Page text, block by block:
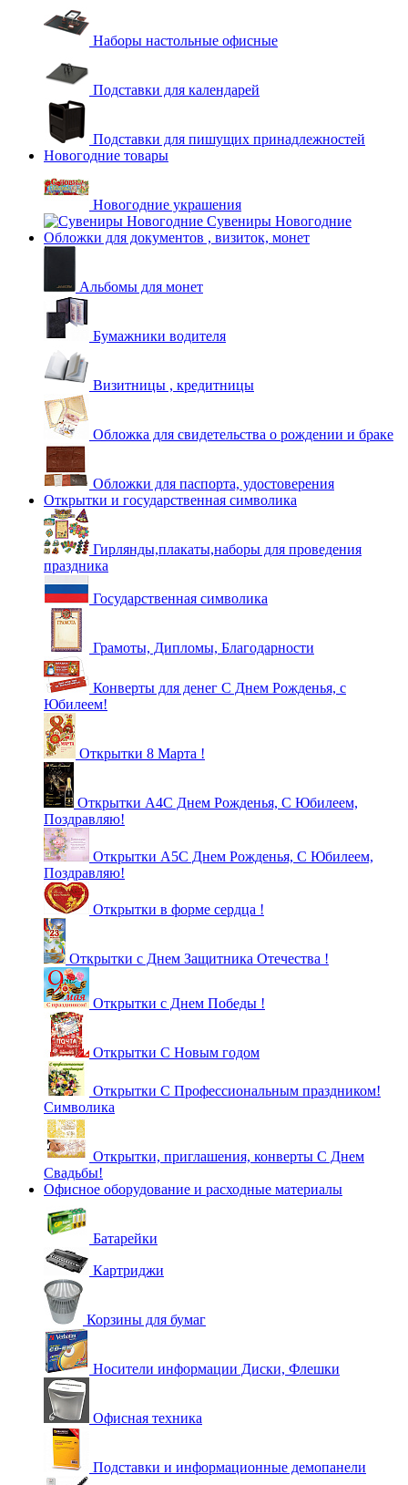
Наборы настольные офисные
Подставки для календарей
Подставки для пишущих принадлежностей
Новогодние товары
Новогодние украшения
Сувениры Новогодние
Обложки для документов , визиток, монет
Альбомы для монет
Бумажники водителя
Визитницы , кредитницы
Обложка для свидетельства о рождении и браке
Обложки для паспорта, удостоверения
Открытки и государственная символика
Гирлянды,плакаты,наборы для проведения
праздника
Государственная символика
Грамоты, Дипломы, Благодарности
Конверты для денег С Днем Рожденья, с
Юбилеем!
Открытки 8 Марта !
Открытки А4С Днем Рожденья, С Юбилеем,
Поздравляю!
Открытки А5С Днем Рожденья, С Юбилеем,
Поздравляю!
Открытки в форме сердца !
Открытки с Днем Защитника Отечества !
Открытки с Днем Победы !
Открытки С Новым годом
Открытки С Профессиональным праздником!
Символика
Открытки, приглашения, конверты С Днем
Свадьбы!
Офисное оборудование и расходные материалы
Батарейки
Картриджи
Корзины для бумаг
Носители информации Диски, Флешки
Офисная техника
Подставки и информационные демопанели